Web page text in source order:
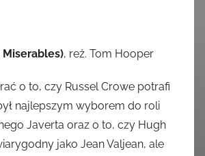
Miserables), reż. Tom Hooper
o to, czy Russel Crowe potrafi
najlepszym wyborem do roli
Javerta oraz o to, czy Hugh
jako Jean Valjean, ale